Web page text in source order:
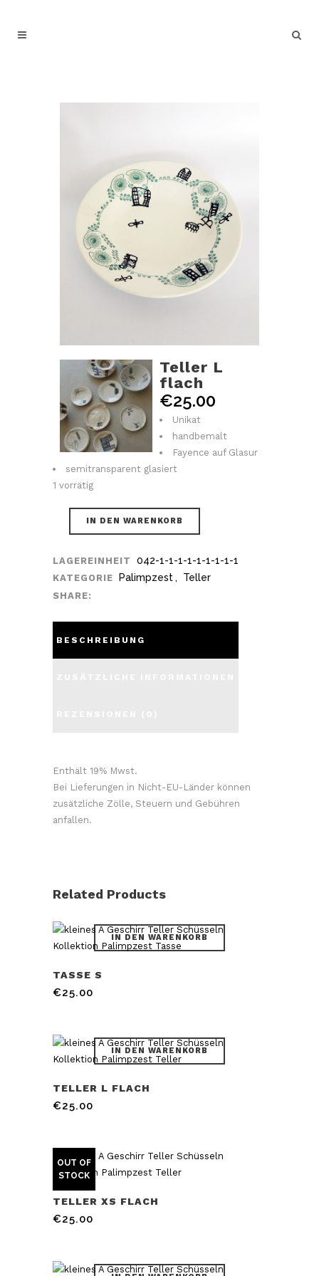
Teller L
flach
€25.00
Unikat
handbemalt
Fayence auf Glasur
semitransparent glasiert
1 vorrätig
IN DEN WARENKORB
LAGEREINHEIT 042-1-1-1-1-1-1-1-1-1
KATEGORIE Palimpzest , Teller
SHARE:
BESCHREIBUNG
Enthält 19% Mwst.
Bei Lieferungen in Nicht-EU-Länder können
zusätzliche Zölle, Steuern und Gebühren
anfallen.
Related Products
IN DEN WARENKORB
TASSE S
€25.00
IN DEN WARENKORB
TELLER L FLACH
€25.00
OUT OF
STOCK
TELLER XS FLACH
€25.00